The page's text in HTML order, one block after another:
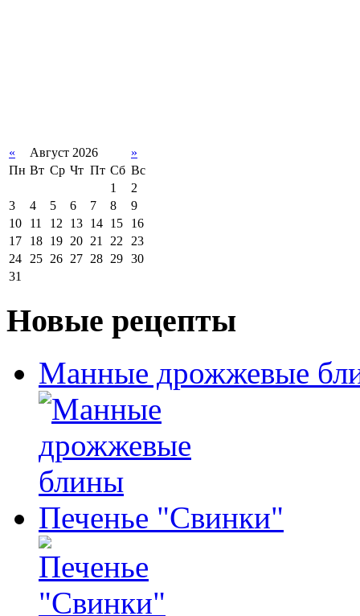
« Август 2026
»
Пн Вт Ср Чт Пт Сб Вс
1
2
3
4 5 6 7 8
9
10
11 12 13 14 15
16
17
18 19 20 21 22 23
24 25 26 27 28 29 30
31
Новые рецепты
Манные дрожжевые
Печенье "Свинки"